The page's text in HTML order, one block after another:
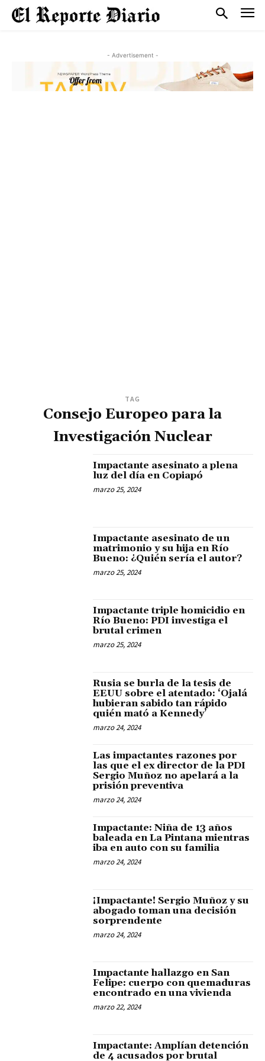
- Advertisement -
TAG
Consejo Europeo para la
Investigación Nuclear
Impactante asesinato a plena
luz del día en Copiapó
marzo 25, 2024
Impactante asesinato de un
matrimonio y su hija en Río
Bueno: ¿Quién sería el autor?
marzo 25, 2024
Impactante triple homicidio en
Río Bueno: PDI investiga el
brutal crimen
marzo 25, 2024
Rusia se burla de la tesis de
EEUU sobre el atentado: ‘Ojalá
hubieran sabido tan rápido
quién mató a Kennedy’
marzo 24, 2024
Las impactantes razones por
las que el ex director de la PDI
Sergio Muñoz no apelará a la
prisión preventiva
marzo 24, 2024
Impactante: Niña de 13 años
baleada en La Pintana mientras
iba en auto con su familia
marzo 24, 2024
¡Impactante! Sergio Muñoz y su
abogado toman una decisión
sorprendente
marzo 24, 2024
Impactante hallazgo en San
Felipe: cuerpo con quemaduras
encontrado en una vivienda
marzo 22, 2024
Impactante: Amplían detención
de 4 acusados por brutal